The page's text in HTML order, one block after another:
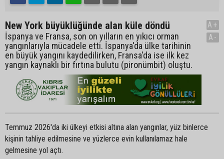
New York büyüklüğünde alan küle döndü
İspanya ve Fransa, son on yılların en yıkıcı orman
yangınlarıyla mücadele etti. İspanya'da ülke tarihinin
en büyük yangını kaydedilirken, Fransa'da ise ilk kez
yangın kaynaklı bir fırtına bulutu (pironümbit) oluştu.
A+
A-
Temmuz 2026'da iki ülkeyi etkisi altına alan yangınlar, yüz binlerce
kişinin tahliye edilmesine ve yüzlerce evin kullanılamaz hale
gelmesine yol açtı.